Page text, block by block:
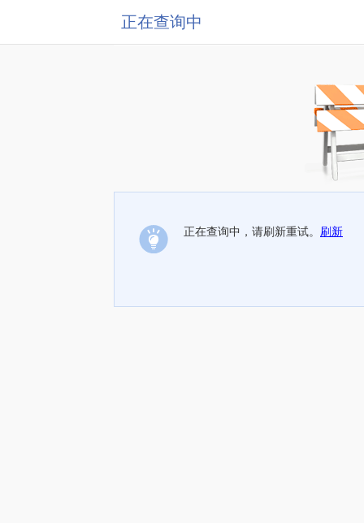
正在查询中
正在查询中，请刷新重试。 刷新